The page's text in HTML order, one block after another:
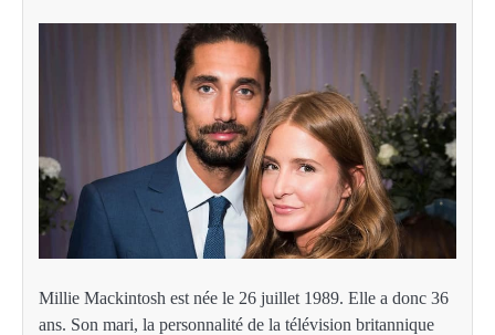
Millie Mackintosh est née le 26 juillet 1989. Elle a donc 36
ans. Son mari, la personnalité de la télévision britannique